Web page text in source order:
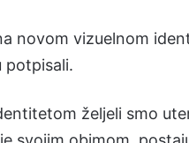
novom vizuelnom
potpisali.
željeli smo